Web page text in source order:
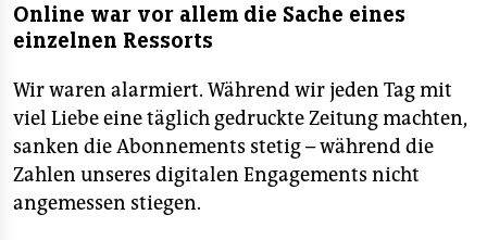
Online war vor allem die Sache eines
einzelnen Ressorts
Wir waren alarmiert. Während wir jeden Tag mit
viel Liebe eine täglich gedruckte Zeitung machten,
sanken die Abonnements stetig – während die
Zahlen unseres digitalen Engagements nicht
angemessen stiegen.